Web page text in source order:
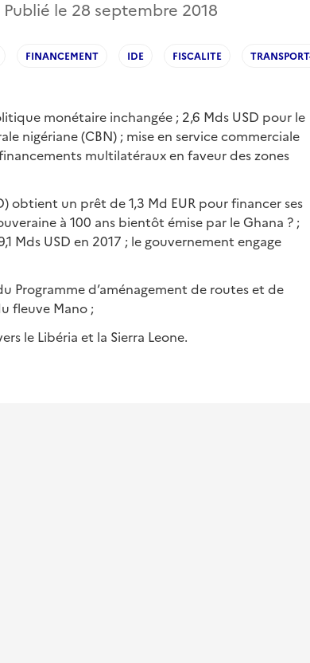
le 28 septembre 2018
FINANCEMENT IDE FISCALITE
monétaire inchangée ; 2,6 Mds USD pour le
nigériane (CBN) ; mise en service commerciale
multilatéraux en faveur des zones
obtient un prêt de 1,3 Md EUR pour financer ses
à 100 ans bientôt émise par le Ghana ? ;
Mds USD en 2017 ; le gouvernement engage
Programme d’aménagement de routes et de
fleuve Mano ;
le Libéria et la Sierra Leone.